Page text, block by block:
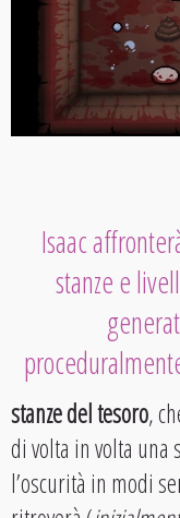
Isaac
stanze e
stanze del tesoro,
di volta in volta
l’oscurità in modi